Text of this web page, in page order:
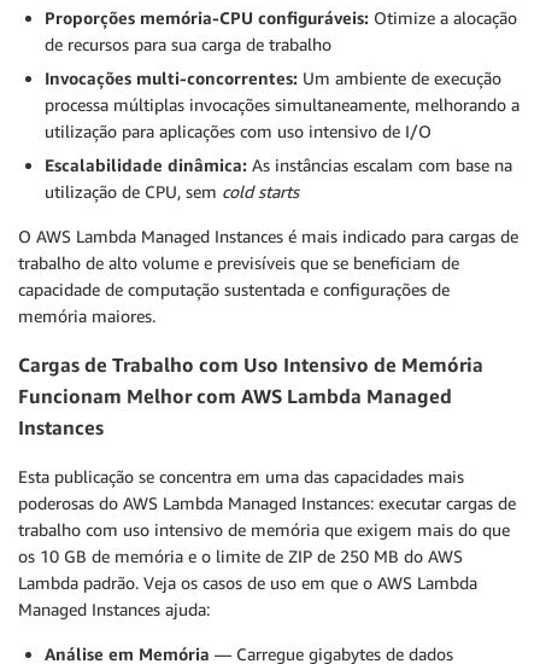
Proporções memória-CPU configuráveis: Otimize a alocação
de recursos para sua carga de trabalho
Invocações multi-concorrentes: Um ambiente de execução
processa múltiplas invocações simultaneamente, melhorando a
utilização para aplicações com uso intensivo de I/O
Escalabilidade dinâmica: As instâncias escalam com base na
utilização de CPU, sem cold starts
O AWS Lambda Managed Instances é mais indicado para cargas de
trabalho de alto volume e previsíveis que se beneficiam de
capacidade de computação sustentada e configurações de
memória maiores.
Cargas de Trabalho com Uso Intensivo de Memória
Funcionam Melhor com AWS Lambda Managed
Instances
Esta publicação se concentra em uma das capacidades mais
poderosas do AWS Lambda Managed Instances: executar cargas de
trabalho com uso intensivo de memória que exigem mais do que
os 10 GB de memória e o limite de ZIP de 250 MB do AWS
Lambda padrão. Veja os casos de uso em que o AWS Lambda
Managed Instances ajuda:
Análise em Memória — Carregue gigabytes de dados